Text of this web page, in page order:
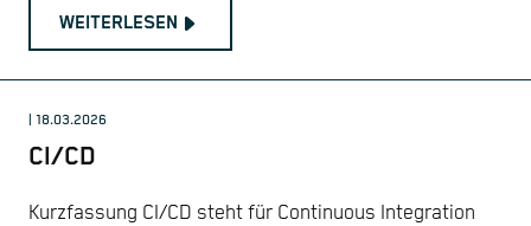
WEITERLESEN
| 18.03.2026
CI/CD
Kurzfassung CI/CD steht für Continuous Integration